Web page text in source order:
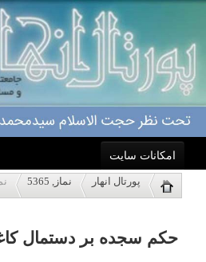
امکانات سایت
خانه
درباره ما
پورتال انهار نماز, 5365
آیةالله سیستانی)
سوال
کاغذی و